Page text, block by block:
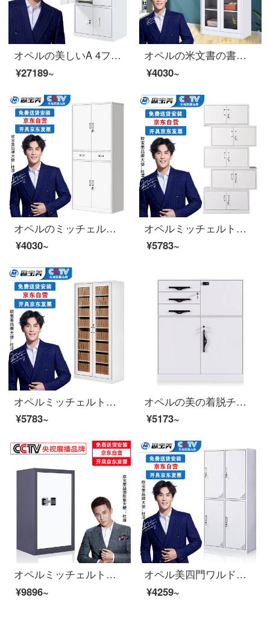
オペルの美しいA 4ファイルの整理棚の事務室のチェストの収納棚の領収書の箱の鉄の皮の箱の90は引き出して段が扉を持つことを持ちます
¥27189~
オペルの米文書の書類の執務する証明の箱の鉄の皮の鋼の事務室の財務室の鉄の箱のすべての体のガラスのキャビネット
¥4030~
オペルのミッチェルト鉄の皮の箱の資料の箱は鋼製のチャイルドの財務の証拠の箱の鉄の2斗の箱に鍵をかけます。
¥4030~
オペルミッチェルトオフィスキャビネット鋼製のブリーフィングキャビネットの資料棚は5つのキャビネットに分かれています。
¥5783~
オペルミッチェルトオフィスキャビネット鋼製のブリーフィングキャビネットの資料棚のアーカイブキャビネット
¥5783~
オペルの美の着脱チェイトキャビネットの資料の箱のロッカーの鉄の皮の戸棚の暖かさの白色の1030高
¥5173~
オペルミッチェルト金庫のチェイスト資料守秘キャビネットの灰白色
¥9896~
オペル美四門ワルドラックロッカーロッカーロッカー
¥4259~